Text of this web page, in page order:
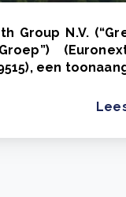
Group N.V.
een